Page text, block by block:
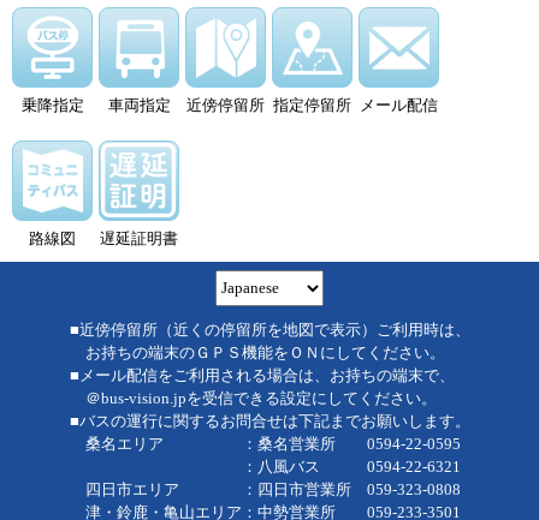
乗降指定 車両指定 近傍停留所 指定停留所 メール配信
路線図 遅延証明書
■近傍停留所（近くの停留所を地図で表示）ご利用時は、
お持ちの端末のＧＰＳ機能をＯＮにしてください。
■メール配信をご利用される場合は、お持ちの端末で、
＠bus-vision.jpを受信できる設定にしてください。
■バスの運行に関するお問合せは下記までお願いします。
桑名エリア ：桑名営業所 0594-22-0595
：八風バス 0594-22-6321
四日市エリア ：四日市営業所 059-323-0808
津・鈴鹿・亀山エリア：中勢営業所 059-233-3501